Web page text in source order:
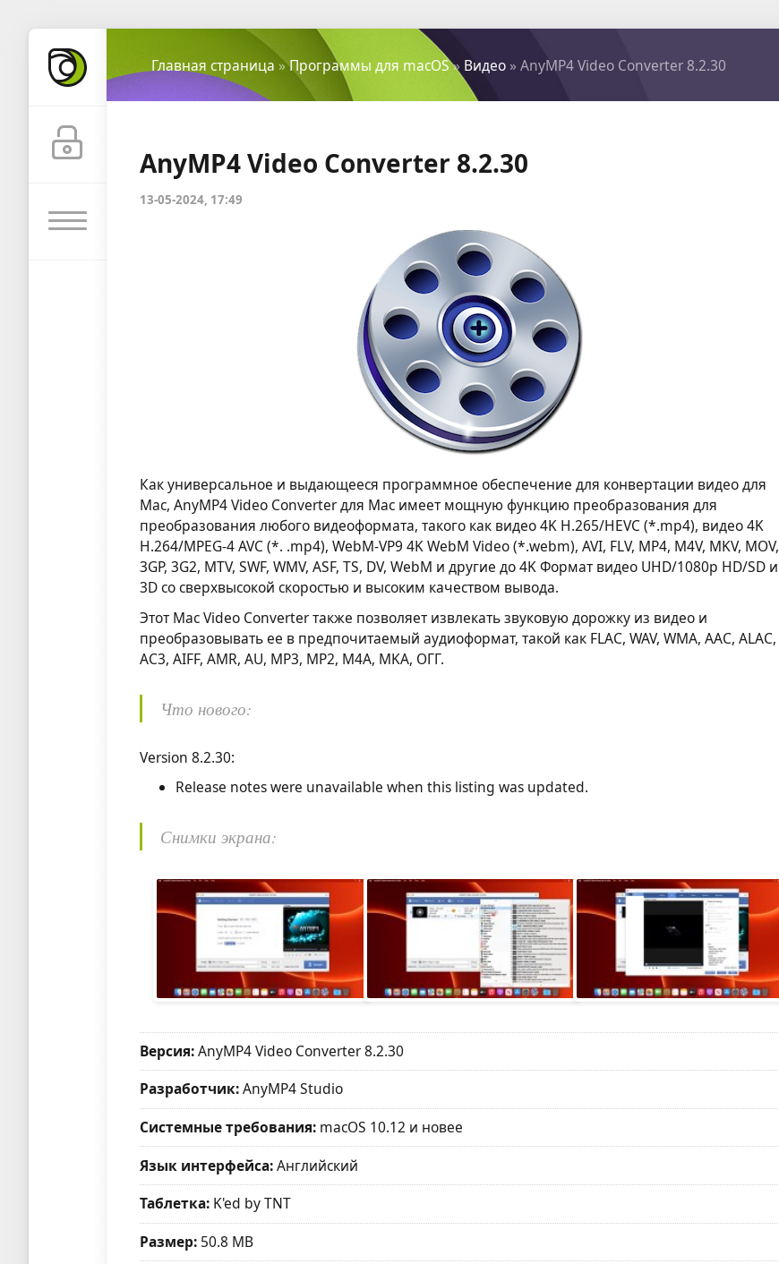
Главная страница »Программы для macOS» Видео» AnyMP4 Video Converter 8.2.30
AnyMP4 Video Converter 8.2.30
13-05-2024, 17:49
Как универсальное и выдающееся программное обеспечение для конвертации видео для
Mac, AnyMP4 Video Converter для Mac имеет мощную функцию преобразования для
преобразования любого видеоформата, такого как видео 4K H.265/HEVC (*.mp4), видео 4K
H.264/MPEG-4 AVC (*. .mp4), WebM-VP9 4K WebM Video (*.webm), AVI, FLV, MP4, M4V, MKV, MOV,
3GP, 3G2, MTV, SWF, WMV, ASF, TS, DV, WebM и другие до 4K Формат видео UHD/1080p HD/SD и
3D со сверхвысокой скоростью и высоким качеством вывода.
Этот Mac Video Converter также позволяет извлекать звуковую дорожку из видео и
преобразовывать ее в предпочитаемый аудиоформат, такой как FLAC, WAV, WMA, AAC, ALAC,
AC3, AIFF, AMR, AU, MP3, MP2, M4A, MKA, ОГГ.
Что нового:
Version 8.2.30:
Release notes were unavailable when this listing was updated.
Снимки экрана:
Версия:AnyMP4 Video Converter 8.2.30
Разработчик:AnyMP4 Studio
Системные требования: macOS 10.12 и новее
Язык интерфейса:Английский
Таблетка: K'ed by TNT
Размер: 50.8 MB